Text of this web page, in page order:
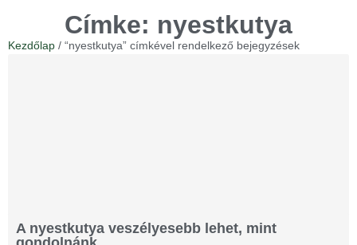
Címke: nyestkutya
Kezdőlap / “nyestkutya” címkével rendelkező bejegyzések
A nyestkutya veszélyesebb lehet, mint